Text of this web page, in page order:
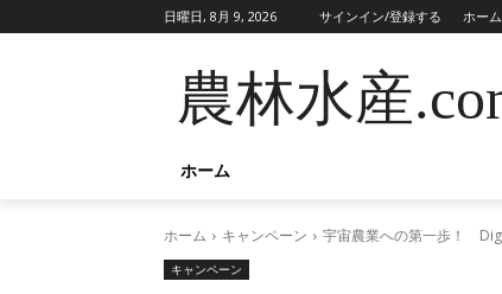
日曜日, 8月 9, 2026 サインイン/登録する ホーム
農林水産
ホーム
ホーム キャンペーン 宇宙農業への第一歩！
キャンペーン